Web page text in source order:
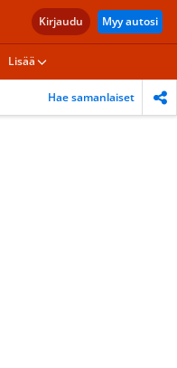
Kirjaudu Myy autosi
Lisää
Hae samanlaiset